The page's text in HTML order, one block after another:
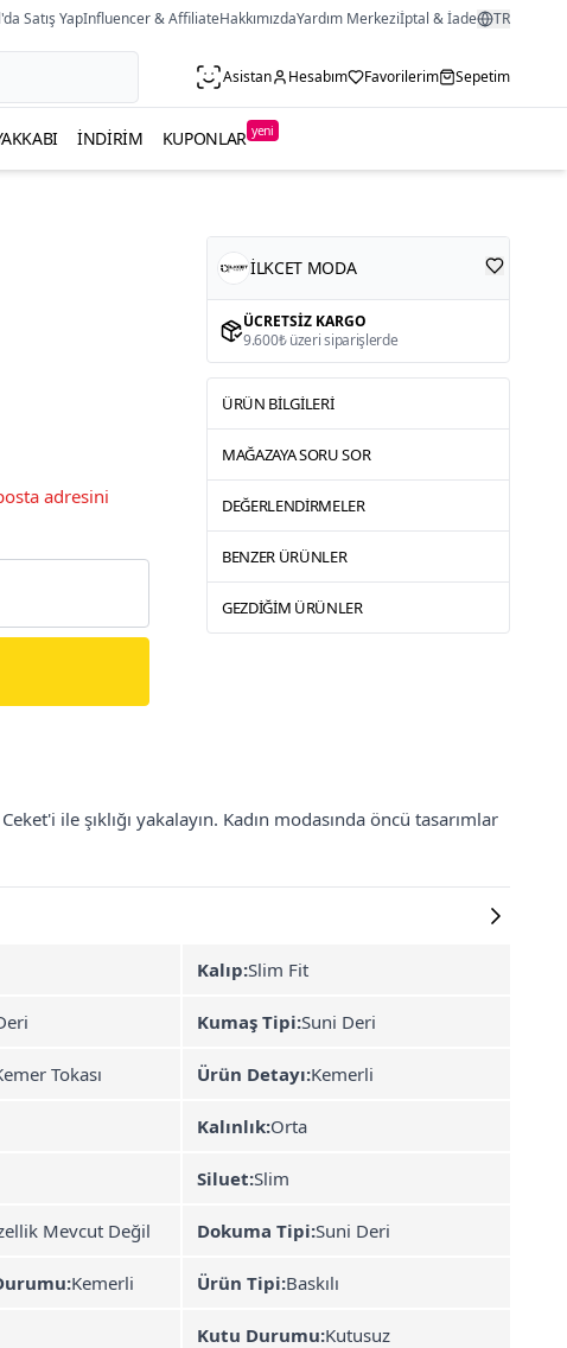
Satış YapInfluencer & AffiliateHakkımızdaYardım Merkeziİptal & İade TR
Asistan Hesabım Favorilerim Sepetim
İNDIRIM KUPONLAR yeni
adresini
İLKCET MODA
ÜCRETSIZ KARGO
9.600₺ üzeri siparişlerde
ÜRÜN BILGILERI
MAĞAZAYA SORU SOR
DEĞERLENDIRMELER
BENZER ÜRÜNLER
GEZDIĞIM ÜRÜNLER
ile şıklığı yakalayın. Kadın modasında öncü tasarımlar
Kalıp:Slim Fit
Kumaş Tipi:Suni Deri
Tokası Ürün Detayı:Kemerli
Kalınlık:Orta
Siluet:Slim
Mevcut Değil Dokuma Tipi:Suni Deri
Kemerli Ürün Tipi:Baskılı
Kutu Durumu:Kutusuz